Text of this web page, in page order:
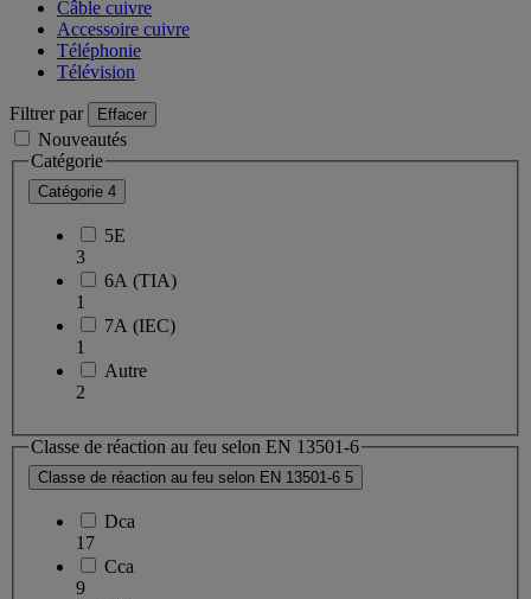
Câble cuivre
Accessoire cuivre
Téléphonie
Télévision
Filtrer par Effacer
Nouveautés
Catégorie
Catégorie 4
5E
3
6A (TIA)
1
7A (IEC)
1
Autre
2
Classe de réaction au feu selon EN 13501-6
Classe de réaction au feu selon EN 13501-6 5
Dca
17
Cca
9